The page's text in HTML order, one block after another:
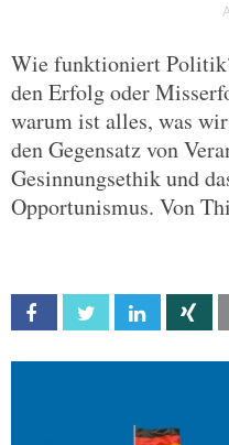
Wie funktioniert
den Erfolg oder
warum ist alles, was
den Gegensatz von
Gesinnungsethik und
Opportunismus. Von
Facebook Twitter Linkedin